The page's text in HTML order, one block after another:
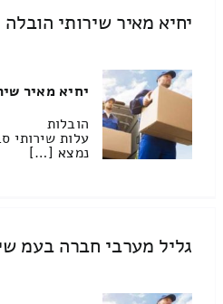
יחיא מאיר שירותי הובלה
יחיא מאיר
הובלות
עלות שירותי
נמצא […]
גליל מערבי חברה בעמ